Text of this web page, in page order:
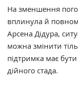
На зменшення
вплинула й
Арсена Дідура,
можна змінити
підтримка має
дійного стада.